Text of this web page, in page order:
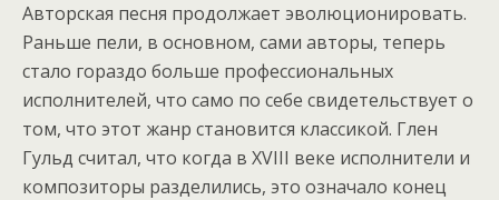
Авторская песня продолжает эволюционировать.
Раньше пели, в основном, сами авторы, теперь
стало гораздо больше профессиональных
исполнителей, что само по себе свидетельствует о
том, что этот жанр становится классикой. Глен
Гульд считал, что когда в ХVIII веке исполнители и
композиторы разделились, это означало конец